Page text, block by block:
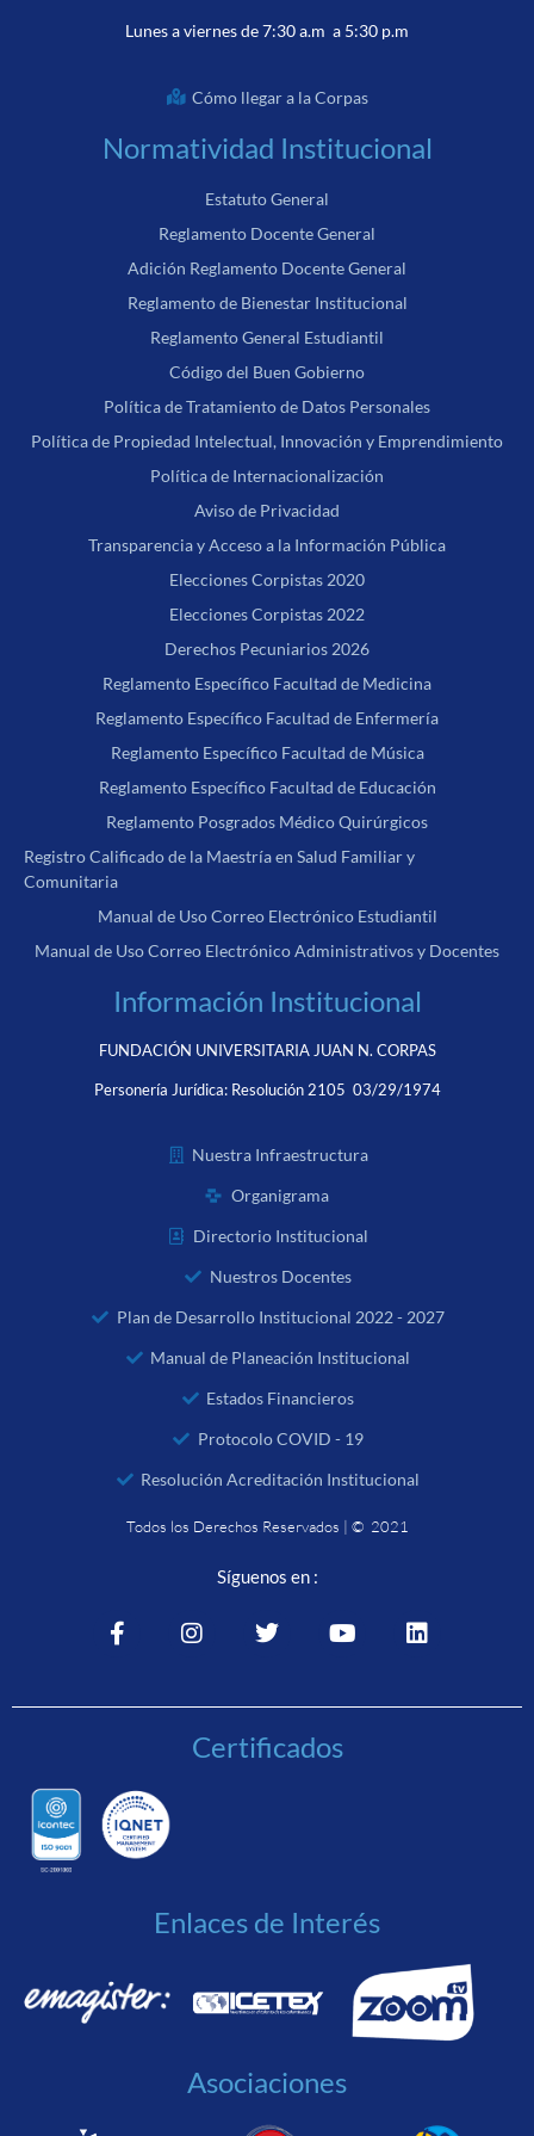
Lunes a viernes de 7:30 a.m a 5:30 p.m
Cómo llegar a la Corpas
Normatividad Institucional
Estatuto General
Reglamento Docente General
Adición Reglamento Docente General
Reglamento de Bienestar Institucional
Reglamento General Estudiantil
Código del Buen Gobierno
Política de Tratamiento de Datos Personales
Política de Propiedad Intelectual, Innovación y Emprendimiento
Política de Internacionalización
Aviso de Privacidad
Transparencia y Acceso a la Información Pública
Elecciones Corpistas 2020
Elecciones Corpistas 2022
Derechos Pecuniarios 2026
Reglamento Específico Facultad de Medicina
Reglamento Específico Facultad de Enfermería
Reglamento Específico Facultad de Música
Reglamento Específico Facultad de Educación
Reglamento Posgrados Médico Quirúrgicos
Registro Calificado de la Maestría en Salud Familiar y
Comunitaria
Manual de Uso Correo Electrónico Estudiantil
Manual de Uso Correo Electrónico Administrativos y Docentes
Información Institucional
FUNDACIÓN UNIVERSITARIA JUAN N. CORPAS
Personería Jurídica: Resolución 2105 03/29/1974
Nuestra Infraestructura
Organigrama
Directorio Institucional
Nuestros Docentes
Plan de Desarrollo Institucional 2022 - 2027
Manual de Planeación Institucional
Estados Financieros
Protocolo COVID - 19
Resolución Acreditación Institucional
Todos los Derechos Reservados | © 2021
Síguenos en :
Certificados
Enlaces de Interés
Asociaciones